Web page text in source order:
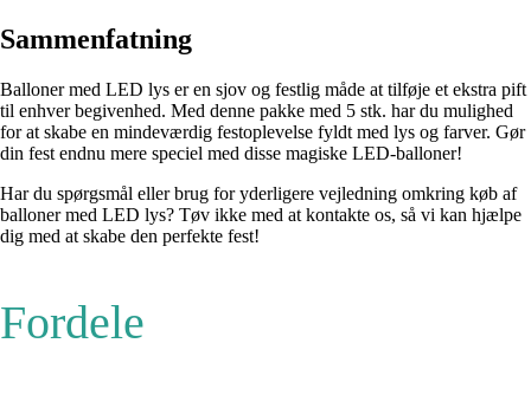
Sammenfatning
Balloner med LED lys er en sjov og festlig måde at tilføje et ekstra pift
til enhver begivenhed. Med denne pakke med 5 stk. har du mulighed
for at skabe en mindeværdig festoplevelse fyldt med lys og farver. Gør
din fest endnu mere speciel med disse magiske LED-balloner!
Har du spørgsmål eller brug for yderligere vejledning omkring køb af
balloner med LED lys? Tøv ikke med at kontakte os, så vi kan hjælpe
dig med at skabe den perfekte fest!
Fordele